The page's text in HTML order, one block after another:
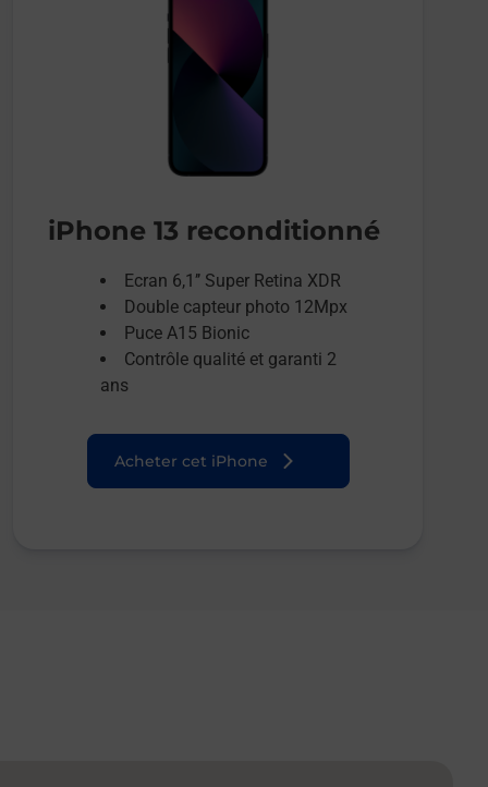
iPhone 13 reconditionné
Ecran 6,1’’ Super Retina XDR
Double capteur photo 12Mpx
Puce A15 Bionic
Contrôle qualité et garanti 2
ans
Acheter cet iPhone